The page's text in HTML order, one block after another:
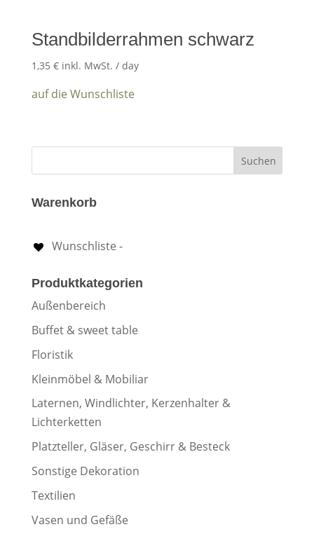
Standbilderrahmen schwarz
1,35 € inkl. MwSt. / day
auf die Wunschliste
Warenkorb
Wunschliste -
Produktkategorien
Außenbereich
Buffet & sweet table
Floristik
Kleinmöbel & Mobiliar
Laternen, Windlichter, Kerzenhalter &
Lichterketten
Platzteller, Gläser, Geschirr & Besteck
Sonstige Dekoration
Textilien
Vasen und Gefäße